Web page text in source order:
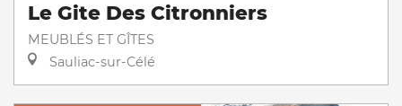
Le Gite Des Citronniers
MEUBLÉS ET GÎTES
Sauliac-sur-Célé